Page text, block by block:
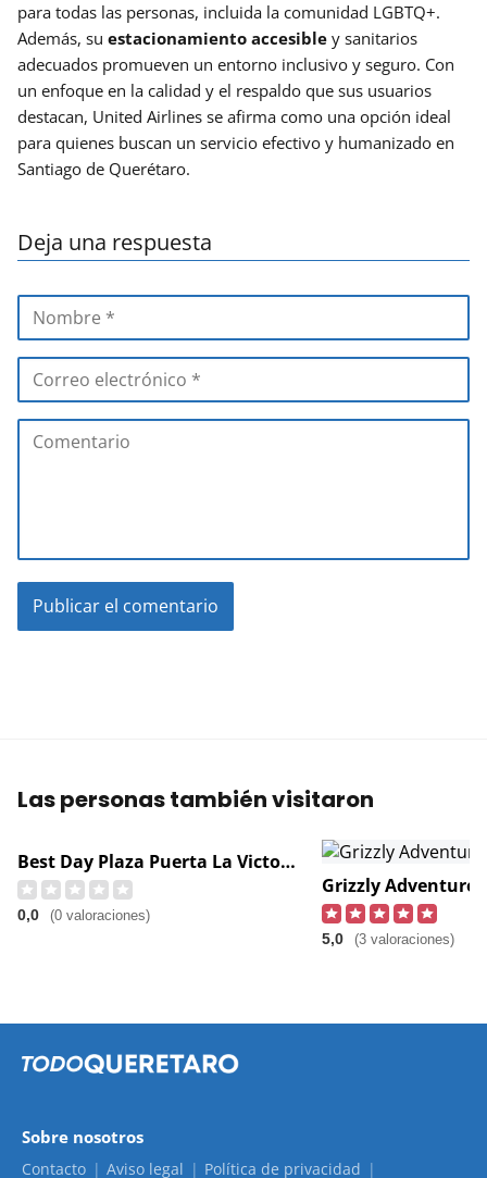
para todas las personas, incluida la comunidad LGBTQ+.
Además, su estacionamiento accesible y sanitarios
adecuados promueven un entorno inclusivo y seguro. Con
un enfoque en la calidad y el respaldo que sus usuarios
destacan, United Airlines se afirma como una opción ideal
para quienes buscan un servicio efectivo y humanizado en
Santiago de Querétaro.
Deja una respuesta
Las personas también visitaron
Best Day Plaza Puerta La Victoria
0,0 (0 valoraciones)
Grizzly Adventure
5,0 (3 valoraciones)
Sobre nosotros
Contacto Aviso legal Política de privacidad